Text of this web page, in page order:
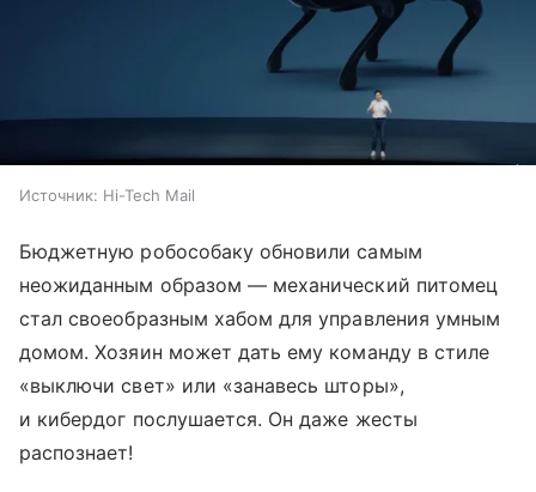
Источник: Hi-Tech Mail
Бюджетную робособаку обновили самым
неожиданным образом — механический питомец
стал своеобразным хабом для управления умным
домом. Хозяин может дать ему команду в стиле
«выключи свет» или «занавесь шторы»,
и кибердог послушается. Он даже жесты
распознает!